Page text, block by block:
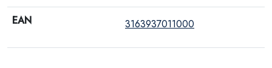
EAN 3163937011000